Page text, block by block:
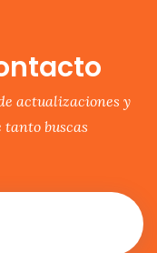
actualizaciones y
buscas